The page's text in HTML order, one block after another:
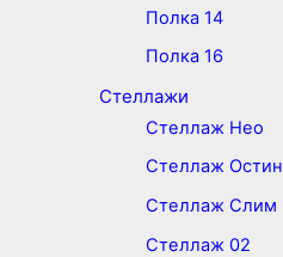
Полка 14
Полка 16
Стеллажи
Стеллаж Нео
Стеллаж Остин
Стеллаж Слим
Стеллаж 02